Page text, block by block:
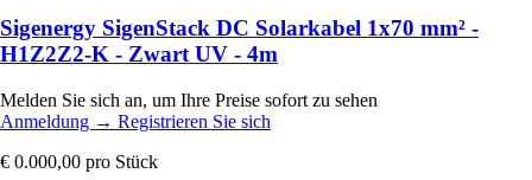
Sigenergy SigenStack DC Solarkabel 1x70 mm² -
H1Z2Z2-K - Zwart UV - 4m
Melden Sie sich an, um Ihre Preise sofort zu sehen
Anmeldung → Registrieren Sie sich
€ 0.000,00 pro Stück